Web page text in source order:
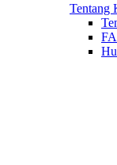
Tentang